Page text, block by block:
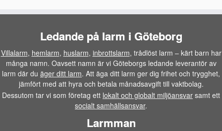
Ledande på larm i Göteborg
Villalarm, hemlarm, huslarm, inbrottslarm, trådlöst larm – kärt barn har
många namn. Oavsett namn är vi Göteborgs ledande leverantör av
larm där du äger ditt larm. Att äga ditt larm ger dig frihet och trygghet,
jämfört med att hyra och betala månadsavgift till vaktbolag.
Dessutom tar vi som företag ett lokalt och globalt miljöansvar samt ett
socialt samhällsansvar.
Larmman